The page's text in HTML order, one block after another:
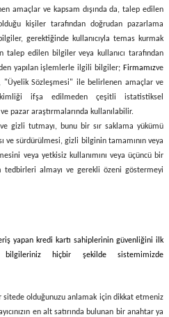
amaçlar ve kapsam dışında da, talep edilen
kişiler tarafından doğrudan pazarlama
gerektiğinde kullanıcıyla temas kurmak
talep edilen bilgiler veya kullanıcı tarafından
yapılan işlemlerle ilgili bilgiler; Firmamızve
Sözleşmesi" ile belirlenen amaçlar ve
ifşa edilmeden çeşitli istatistiksel
pazar araştırmalarında kullanılabilir.
gizli tutmayı, bunu bir sır saklama yükümü
ve sürdürülmesi, gizli bilginin tamamının veya
veya yetkisiz kullanımını veya üçüncü bir
tedbirleri almayı ve gerekli özeni göstermeyi
yapan kredi kartı sahiplerinin güvenliğini ilk
hiçbir şekilde sistemimizde
olduğunuzu anlamak için dikkat etmeniz
en alt satırında bulunan bir anahtar ya